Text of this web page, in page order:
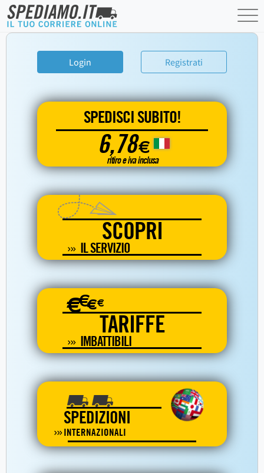
Login Registrati
SPEDISCI SUBITO!
6,78€
ritiro e iva inclusa
SCOPRI
IL SERVIZIO
€€€€
TARIFFE
IMBATTIBILI
SPEDIZIONI
INTERNAZIONALI